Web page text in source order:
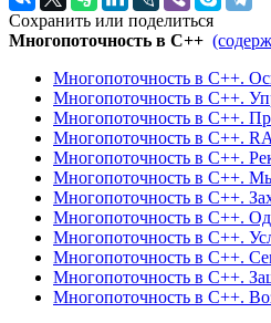
Сохранить или поделиться
Многопоточность в C++
Многопоточность в C++.
Многопоточность в C++.
Многопоточность в C++.
Многопоточность в C++.
Многопоточность в C++.
Многопоточность в C++.
Многопоточность в C++.
Многопоточность в C++.
Многопоточность в C++.
Многопоточность в C++.
Многопоточность в C++.
Многопоточность в C++.